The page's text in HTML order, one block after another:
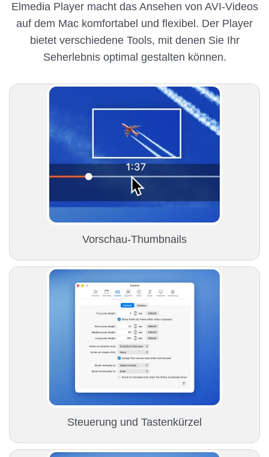
Elmedia Player macht das Ansehen von AVI-Videos
auf dem Mac komfortabel und flexibel. Der Player
bietet verschiedene Tools, mit denen Sie Ihr
Seherlebnis optimal gestalten können.
Vorschau-Thumbnails
Steuerung und Tastenkürzel